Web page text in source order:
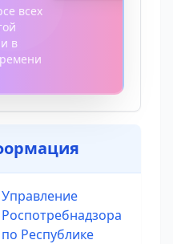
всех
в
Управление
Роспотребнадзора
по Республике